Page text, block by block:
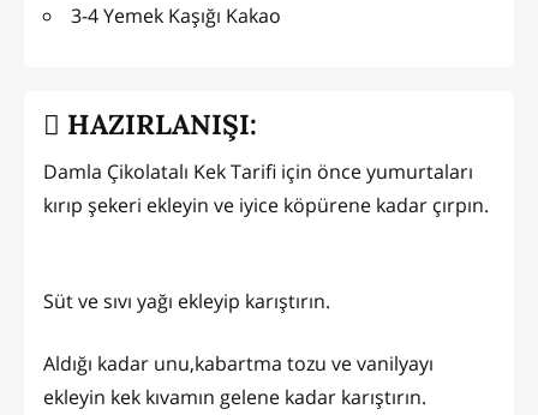
3-4 Yemek Kaşığı Kakao
HAZIRLANIŞI:
Damla Çikolatalı Kek Tarifi için önce yumurtaları
kırıp şekeri ekleyin ve iyice köpürene kadar çırpın.
Süt ve sıvı yağı ekleyip karıştırın.
Aldığı kadar unu,kabartma tozu ve vanilyayı
ekleyin kek kıvamın gelene kadar karıştırın.